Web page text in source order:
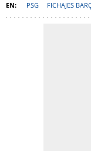
PSG FICHAJES